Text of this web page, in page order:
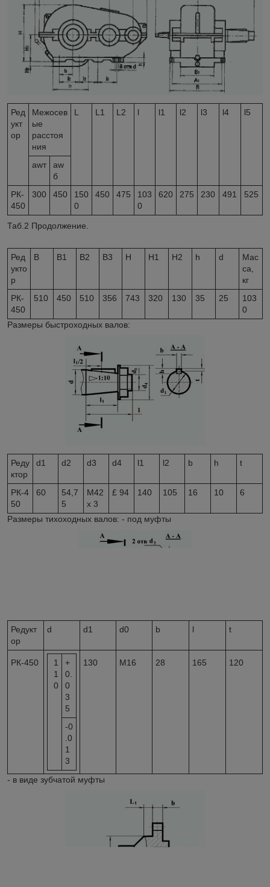
Ред
укт
ор
Межосев
ые
расстоя
ния
L L1 L2 l l1 l2 l3 l4 l5
awт aw
б
РК-
450
300 450
150
0
450 475
103
0
620 275 230 491 525
Таб.2 Продолжение.
Ред
укто
р
B B1 B2 B3 H H1 H2 h d
Мас
са,
кг
РК-
450
510 450 510 356 743 320 130 35 25
103
0
Размеры быстроходных валов:
Реду
ктор
d1 d2 d3 d4 l1 l2 b h t
РК-4
50
60
54,7
5
M42
x 3
£ 94 140 105 16 10 6
Размеры тихоходных валов: - под муфты
Редукт
ор
d d1 d0 b l t
РК-450
1
1
0
+
0.
0
3
5
-0
.0
1
3
130 M16 28 165 120
- в виде зубчатой муфты